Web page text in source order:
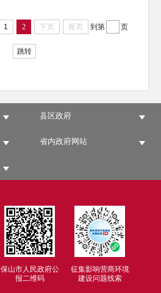
1 2 下页 尾页 到第 页
跳转
县区政府
省内政府网站
保山市人民政府公
报二维码
征集影响营商环境
建设问题线索